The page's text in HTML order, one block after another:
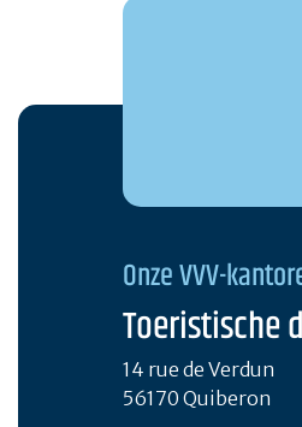
Onze VVV-
Toeristische
14 rue de Verdun
56170 Quiberon